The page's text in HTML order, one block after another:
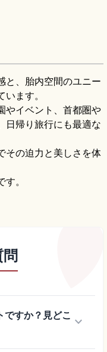
と、胎内空間のユニー
ます。
やイベント、首都圏や
日帰り旅行にも最適な
その迫力と美しさを体
。
ですか？見どこ keyboard_arrow_down